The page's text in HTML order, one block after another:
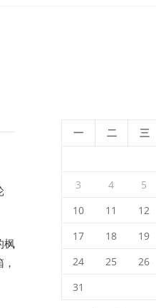
枫
一 二 三
3
4 5
10
11 12
17
18 19
24
25 26
31